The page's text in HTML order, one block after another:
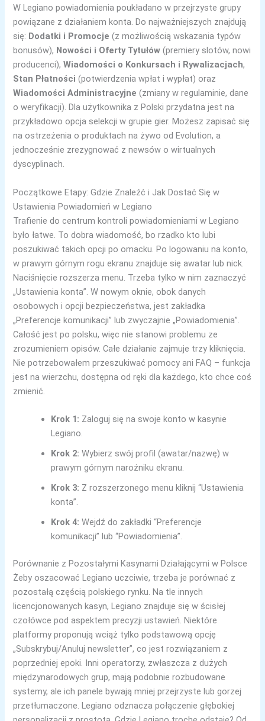
W Legiano powiadomienia poukładano w przejrzyste grupy
powiązane z działaniem konta. Do najważniejszych znajdują
się: Dodatki i Promocje (z możliwością wskazania typów
bonusów), Nowości i Oferty Tytułów (premiery slotów, nowi
producenci),Wiadomości o Konkursach i Rywalizacjach,
Stan Płatności (potwierdzenia wpłat i wypłat) oraz
Wiadomości Administracyjne (zmiany w regulaminie, dane
o weryfikacji). Dla użytkownika z Polski przydatna jest na
przykładowo opcja selekcji w grupie gier. Możesz zapisać się
na ostrzeżenia o produktach na żywo od Evolution, a
jednocześnie zrezygnować z newsów o wirtualnych
dyscyplinach.
Początkowe Etapy: Gdzie Znaleźć i Jak Dostać Się w
Ustawienia Powiadomień w Legiano
Trafienie do centrum kontroli powiadomieniami w Legiano
było łatwe. To dobra wiadomość, bo rzadko kto lubi
poszukiwać takich opcji po omacku. Po logowaniu na konto,
w prawym górnym rogu ekranu znajduje się awatar lub nick.
Naciśnięcie rozszerza menu. Trzeba tylko w nim zaznaczyć
„Ustawienia konta”. W nowym oknie, obok danych
osobowych i opcji bezpieczeństwa, jest zakładka
„Preferencje komunikacji” lub zwyczajnie „Powiadomienia”.
Całość jest po polsku, więc nie stanowi problemu ze
zrozumieniem opisów. Całe działanie zajmuje trzy kliknięcia.
Nie potrzebowałem przeszukiwać pomocy ani FAQ – funkcja
jest na wierzchu, dostępna od ręki dla każdego, kto chce coś
zmienić.
Krok 1: Zaloguj się na swoje konto w kasynie
Legiano.
Krok 2: Wybierz swój profil (awatar/nazwę) w
prawym górnym narożniku ekranu.
Krok 3: Z rozszerzonego menu kliknij “Ustawienia
konta”.
Krok 4: Wejdź do zakładki “Preferencje
komunikacji” lub “Powiadomienia”.
Porównanie z Pozostałymi Kasynami Działającymi w Polsce
Żeby oszacować Legiano uczciwie, trzeba je porównać z
pozostałą częścią polskiego rynku. Na tle innych
licencjonowanych kasyn, Legiano znajduje się w ścisłej
czołówce pod aspektem precyzji ustawień. Niektóre
platformy proponują wciąż tylko podstawową opcję
„Subskrybuj/Anuluj newsletter”, co jest rozwiązaniem z
poprzedniej epoki. Inni operatorzy, zwłaszcza z dużych
międzynarodowych grup, mają podobnie rozbudowane
systemy, ale ich panele bywają mniej przejrzyste lub gorzej
przetłumaczone. Legiano odznacza połączenie głębokiej